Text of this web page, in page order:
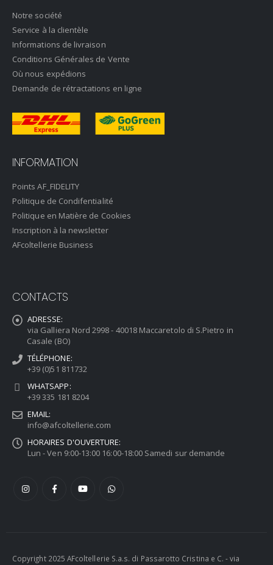
Notre société
Service à la clientèle
Informations de livraison
Conditions Générales de Vente
Où nous expédions
Demande de rétractations en ligne
INFORMATION
Points AF_FIDELITY
Politique de Condifentialité
Politique en Matière de Cookies
Inscription à la newsletter
AFcoltellerie Business
CONTACTS
ADRESSE:
via Galliera Nord 2998 - 40018 Maccaretolo di S.Pietro in
Casale (BO)
TÉLÉPHONE:
+39 (0)51 811732
WHATSAPP:
+39 335 181 8204
EMAIL:
info@afcoltellerie.com
HORAIRES D'OUVERTURE:
Lun - Ven 9:00-13:00 16:00-18:00 Samedi sur demande
Copyright 2025 AFcoltellerie S.a.s. di Passarotto Cristina e C. - via